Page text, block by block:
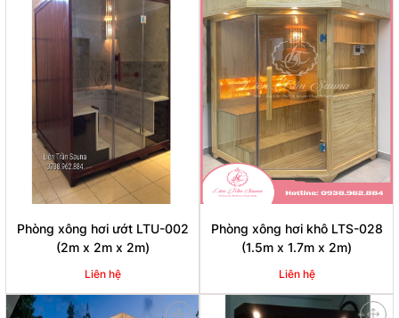
Phòng xông hơi ướt LTU-002
(2m x 2m x 2m)
Liên hệ
Phòng xông hơi khô LTS-028
(1.5m x 1.7m x 2m)
Liên hệ